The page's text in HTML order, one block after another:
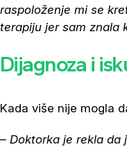
raspoloženje mi se
terapiju jer sam znala
Dijagnoza i
Kada više nije mogla
– Doktorka je rekla da